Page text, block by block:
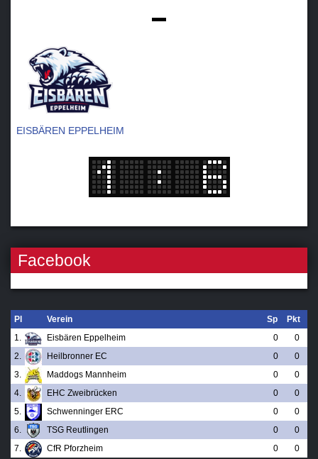
-
EISBÄREN EPPELHEIM
Facebook
Pl Verein Sp
Pkt
1.
Eisbären Eppelheim 0
0
2.
Heilbronner EC 0
0
3.
Maddogs Mannheim 0
0
4.
EHC Zweibrücken 0
0
5.
Schwenninger ERC 0
0
6.
TSG Reutlingen 0
0
7.
CfR Pforzheim 0 0